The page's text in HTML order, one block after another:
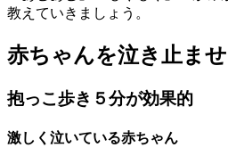
教えていきましょう。
赤ちゃんを泣き止ま
抱っこ歩き５分が効果的
激しく泣いている赤ちゃん